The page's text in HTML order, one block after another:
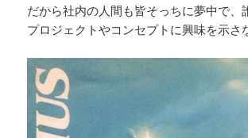
だから社内の人間も皆そっちに夢中で、
プロジェクトやコンセプトに興味を示さ